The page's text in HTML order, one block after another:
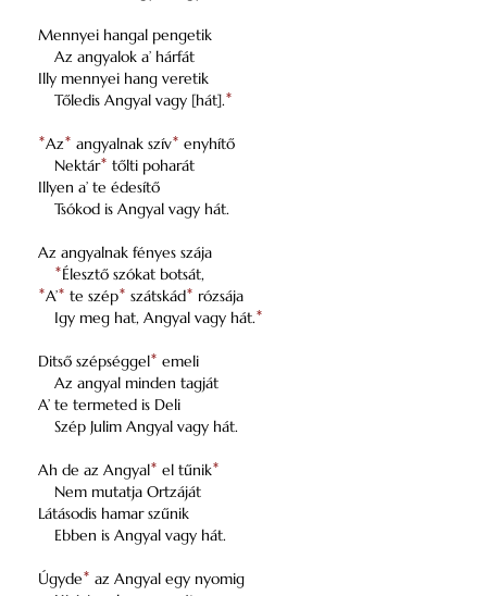
Mennyei hangal pengetik
Az angyalok a’ hárfát
Illy mennyei hang veretik
Tőledis Angyal vagy [hát].*
*Az* angyalnak szív* enyhítő
Nektár* tőlti poharát
Illyen a’ te édesítő
Tsókod is Angyal vagy hát.
Az angyalnak fényes szája
*Élesztő szókat botsát,
*A’* te szép* szátskád* rózsája
Igy meg hat, Angyal vagy hát.*
Ditső szépséggel* emeli
Az angyal minden tagját
A’ te termeted is Deli
Szép Julim Angyal vagy hát.
Ah de az Angyal* el tűnik*
Nem mutatja Ortzáját
Látásodis hamar szűnik
Ebben is Angyal vagy hát.
Úgyde* az Angyal egy nyomig